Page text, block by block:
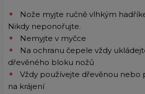
Nože myjte ručně vlhkým
Nikdy neponořujte.
Nemyjte v myčce
Na ochranu čepele vždy
dřevěného bloku nožů
Vždy používejte dřevěnou nebo
na krájení